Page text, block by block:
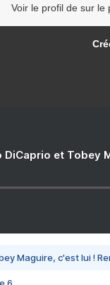
Voir le profil de sur le
DiCaprio et Tobey
Maguire, c'est lui !